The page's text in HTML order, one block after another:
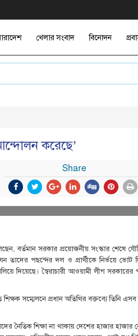
খেলার সংবাদ বিনোদন
করেছে’
Share
বর্তমান সরকার প্রয়োজনীয় সংস্কার শেষে
তাদের পছন্দের দল ও প্রার্থীকে নির্ভয়ে ভোট
দিয়েছে। স্বৈরাচারী আওয়ামী লীগ সরকারের
সম্মেলনে প্রধান অতিথির বক্তব্যে তিনি
নৈতিক শিক্ষা না থাকায় দেশের হাজার হাজার